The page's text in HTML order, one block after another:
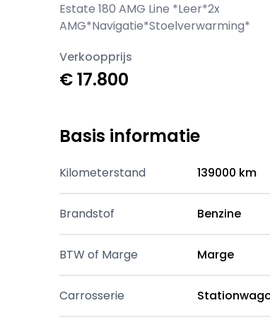
Estate 180 AMG Line *Leer*2x
AMG*Navigatie*Stoelverwarming*
Verkoopprijs
€ 17.800
Basis informatie
Kilometerstand 139000 km
Brandstof Benzine
BTW of Marge Marge
Carrosserie